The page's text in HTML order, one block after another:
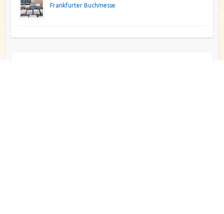
Frankfurter Buchmesse